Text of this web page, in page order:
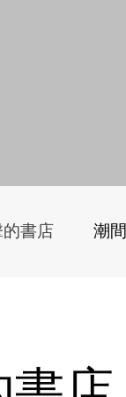
書店 潮